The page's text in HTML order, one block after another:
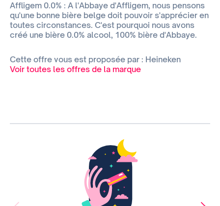
Affligem 0.0% : A l'Abbaye d'Affligem, nous pensons
qu'une bonne bière belge doit pouvoir s'apprécier en
toutes circonstances. C'est pourquoi nous avons
créé une bière 0.0% alcool, 100% bière d'Abbaye.
Cette offre vous est proposée par : Heineken
Voir toutes les offres de la marque